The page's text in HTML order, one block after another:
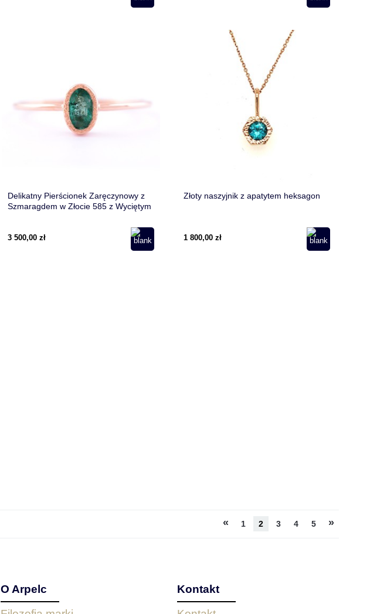
Delikatny Pierścionek Zaręczynowy z
Szmaragdem w Złocie 585 z Wyciętym
3 500,00 zł
Złoty naszyjnik z apatytem heksagon
1 800,00 zł
« 1 2 3 4 5 »
O Arpelc
Kontakt